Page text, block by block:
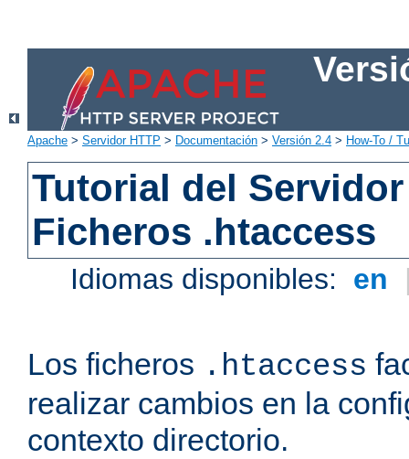
Apache > Servidor HTTP > Documentación > Versión 2.4 > How-To /
Tutorial del
Ficheros .htaccess
Idiomas disponibles: en
Los ficheros .htaccess
realizar cambios en la
contexto directorio.